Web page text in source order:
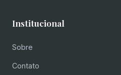
Institucional
Sobre
Contato